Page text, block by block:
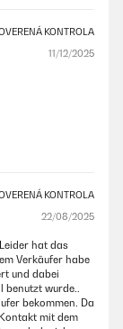
KONTROLA
11/12/2025
KONTROLA
22/08/2025
hat das
Verkäufer habe
und dabei
benutzt wurde..
bekommen. Da
mit dem